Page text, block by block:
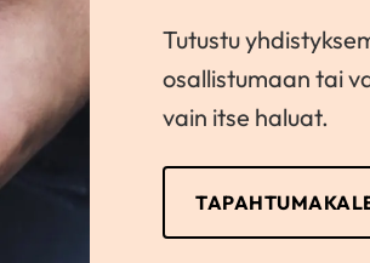
Tutustu
osallistumaan tai
vain itse haluat.